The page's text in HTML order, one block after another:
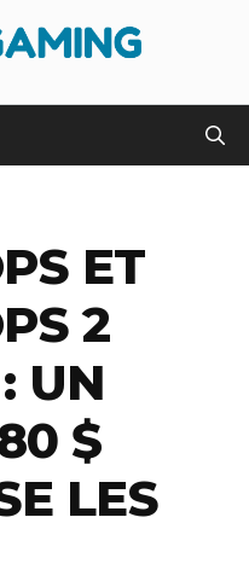
ET
2
UN
$
LES